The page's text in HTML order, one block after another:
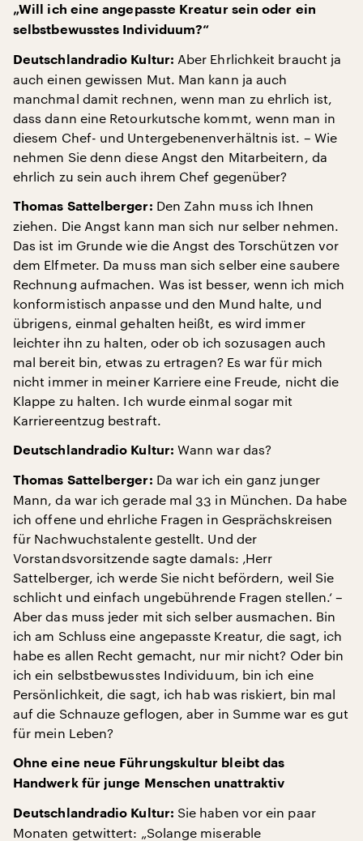
„Will ich eine angepasste Kreatur sein oder ein
selbstbewusstes Individuum?“
Deutschlandradio Kultur: Aber Ehrlichkeit braucht ja
auch einen gewissen Mut. Man kann ja auch
manchmal damit rechnen, wenn man zu ehrlich ist,
dass dann eine Retourkutsche kommt, wenn man in
diesem Chef- und Untergebenenverhältnis ist. – Wie
nehmen Sie denn diese Angst den Mitarbeitern, da
ehrlich zu sein auch ihrem Chef gegenüber?
Thomas Sattelberger: Den Zahn muss ich Ihnen
ziehen. Die Angst kann man sich nur selber nehmen.
Das ist im Grunde wie die Angst des Torschützen vor
dem Elfmeter. Da muss man sich selber eine saubere
Rechnung aufmachen. Was ist besser, wenn ich mich
konformistisch anpasse und den Mund halte, und
übrigens, einmal gehalten heißt, es wird immer
leichter ihn zu halten, oder ob ich sozusagen auch
mal bereit bin, etwas zu ertragen? Es war für mich
nicht immer in meiner Karriere eine Freude, nicht die
Klappe zu halten. Ich wurde einmal sogar mit
Karriereentzug bestraft.
Deutschlandradio Kultur: Wann war das?
Thomas Sattelberger: Da war ich ein ganz junger
Mann, da war ich gerade mal 33 in München. Da habe
ich offene und ehrliche Fragen in Gesprächskreisen
für Nachwuchstalente gestellt. Und der
Vorstandsvorsitzende sagte damals: ‚Herr
Sattelberger, ich werde Sie nicht befördern, weil Sie
schlicht und einfach ungebührende Fragen stellen.‘ –
Aber das muss jeder mit sich selber ausmachen. Bin
ich am Schluss eine angepasste Kreatur, die sagt, ich
habe es allen Recht gemacht, nur mir nicht? Oder bin
ich ein selbstbewusstes Individuum, bin ich eine
Persönlichkeit, die sagt, ich hab was riskiert, bin mal
auf die Schnauze geflogen, aber in Summe war es gut
für mein Leben?
Ohne eine neue Führungskultur bleibt das
Handwerk für junge Menschen unattraktiv
Deutschlandradio Kultur: Sie haben vor ein paar
Monaten getwittert: „Solange miserable